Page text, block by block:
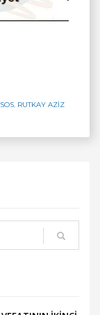
, RUTKAY AZİZ